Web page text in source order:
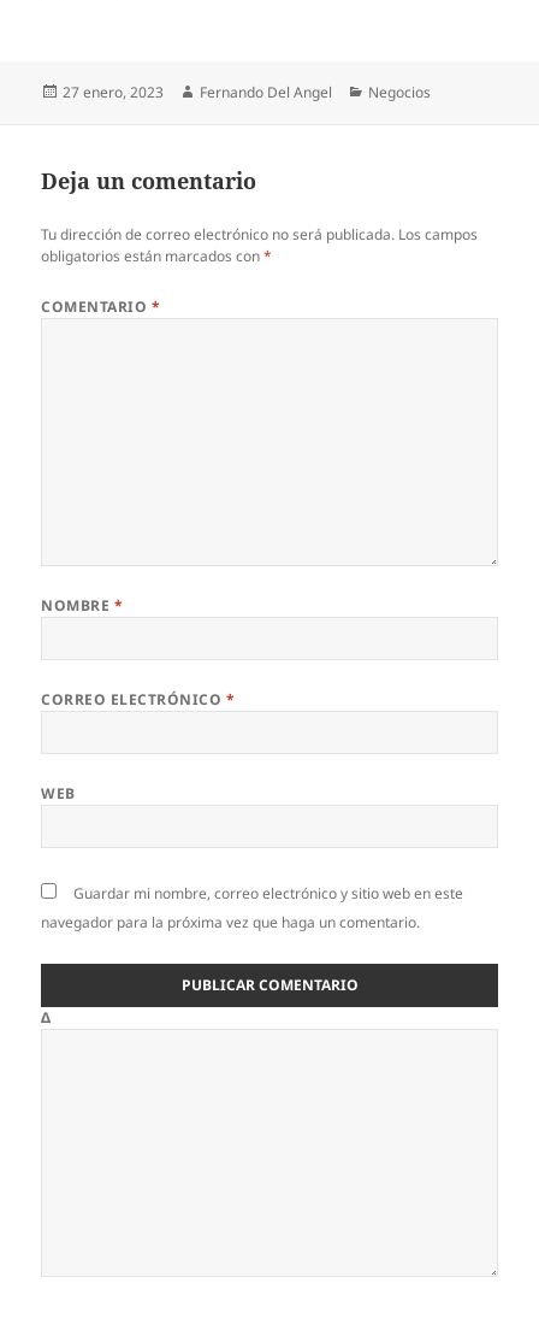
Publicado
27 enero, 2023 Autor
Fernando Del Angel Categorías
Negocios
Deja un comentario
Tu dirección de correo electrónico no será publicada. Los campos
obligatorios están marcados con*
COMENTARIO *
NOMBRE *
CORREO ELECTRÓNICO *
WEB
Guardar mi nombre, correo electrónico y sitio web en este
navegador para la próxima vez que haga un comentario.
Δ